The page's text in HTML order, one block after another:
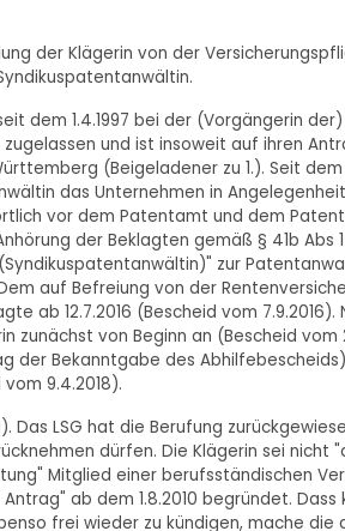
der Klägerin von der
dem 1.4.1997 bei der (Vorgängerin
und ist insoweit auf ihren
(Beigeladener zu 1.). Seit dem
das Unternehmen in
vor dem Patentamt und dem
der Beklagten gemäß § 41b Abs
zur
Dem auf Befreiung von der
ab 12.7.2016 (Bescheid vom
von Beginn an (Bescheid vom
der Bekanntgabe des
9.4.2018).
Das LSG hat die Berufung
dürfen. Die Klägerin sei nicht
Mitglied einer berufsständischen
ab dem 1.8.2010 begründet. Dass
frei wieder zu kündigen, mache die